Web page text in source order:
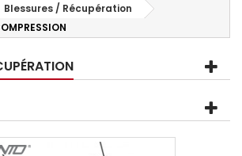
Blessures / Récupération